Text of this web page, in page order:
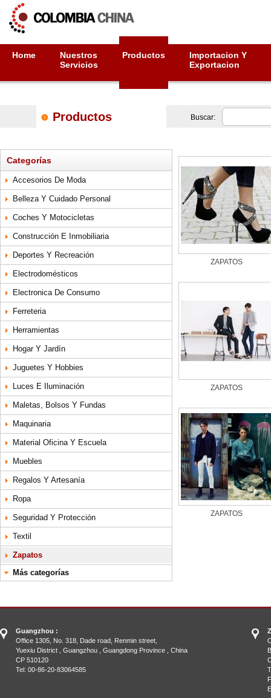
Home
Nuestros
Servicios
Productos
Importacion Y
Exportacion
Productos Buscar:
Categorías
Accesorios De Moda
Belleza Y Cuidado Personal
Coches Y Motocicletas
Construcción E Inmobiliaria
Deportes Y Recreación
Electrodomésticos
Electronica De Consumo
Ferreteria
Herramientas
Hogar Y Jardín
Juguetes Y Hobbies
Luces E Iluminación
Maletas, Bolsos Y Fundas
Maquinaria
Material Oficina Y Escuela
Muebles
Regalos Y Artesanía
Ropa
Seguridad Y Protección
Textil
Zapatos
Más categorías
ZAPATOS‏
ZAPATOS‏
ZAPATOS‏
Guangzhou :
Office 1305, No. 318, Dade road, Renmin street,
Yuexiu District , Guangzhou , Guangdong Province , China
CP 510120
Tel: 00-86-20-83064585